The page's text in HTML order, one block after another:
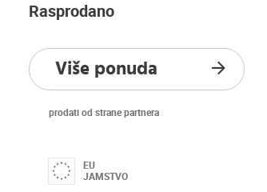
Rasprodano
Više ponuda
prodati od strane partnera
EU
JAMSTVO